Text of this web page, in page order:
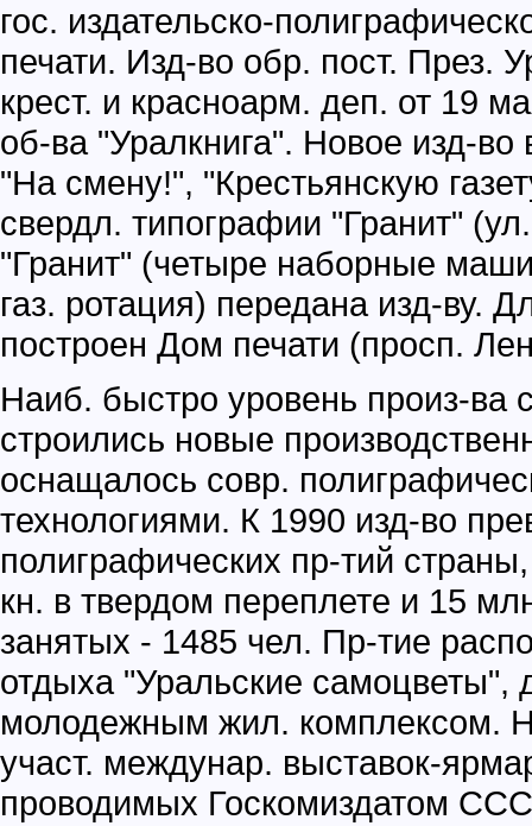
гос. издательско-
печати. Изд-во обр. пост. През.
крест. и красноарм. деп. от 19
об-ва "Уралкнига". Новое изд-во
"На смену!", "Крестьянскую
свердл. типографии "Гранит"
"Гранит" (четыре наборные
газ. ротация) передана изд-ву.
построен Дом печати (просп.
Наиб. быстро уровень произ-ва
строились новые
оснащалось совр.
технологиями. К 1990 изд-во
полиграфических пр-тий
кн. в твердом переплете и 15
занятых - 1485 чел. Пр-тие
отдыха "Уральские самоцветы",
молодежным жил. комплексом.
участ. междунар. выставок-
проводимых Госкомиздатом